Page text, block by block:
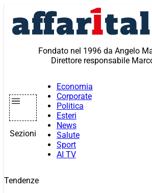
contenuto
Fondato nel 1996 da Angelo
Direttore responsabile
Sezioni
Economia
Corporate
Politica
Esteri
News
Salute
Sport
AI TV
Tendenze